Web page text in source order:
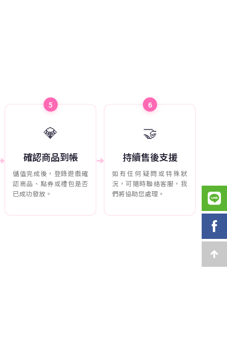
5
💎
確認商品到帳
儲值完成後，登錄遊戲確
認商品、點券或禮包是否
已成功發放。
➔
6
🤝
持續售後支援
如有任何疑問或特殊狀
況，可隨時聯絡客服，我
們將協助您處理。